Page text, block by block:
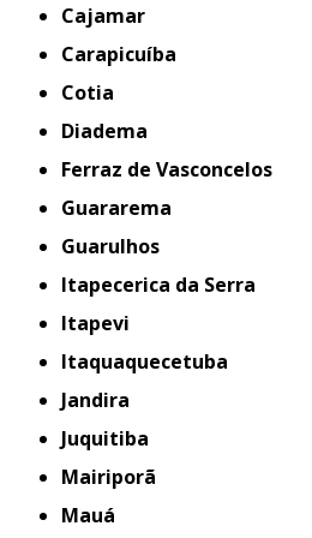
Cajamar
Carapicuíba
Cotia
Diadema
Ferraz de Vasconcelos
Guararema
Guarulhos
Itapecerica da Serra
Itapevi
Itaquaquecetuba
Jandira
Juquitiba
Mairiporã
Mauá